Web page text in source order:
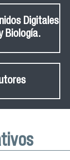
Digitales
Biología.